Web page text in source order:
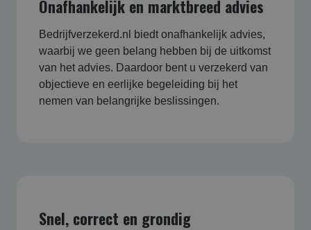
Onafhankelijk en marktbreed advies
Bedrijfverzekerd.nl biedt onafhankelijk advies,
waarbij we geen belang hebben bij de uitkomst
van het advies. Daardoor bent u verzekerd van
objectieve en eerlijke begeleiding bij het
nemen van belangrijke beslissingen.
Snel, correct en grondig